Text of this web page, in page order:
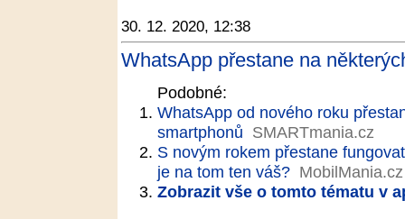
30. 12. 2020, 12:38
WhatsApp přestane na
Podobné:
WhatsApp od nového roku
smartphonů SMARTmania.cz
S novým rokem přestane
je na tom ten váš? MobilMania.cz
Zobrazit vše o tomto tématu v